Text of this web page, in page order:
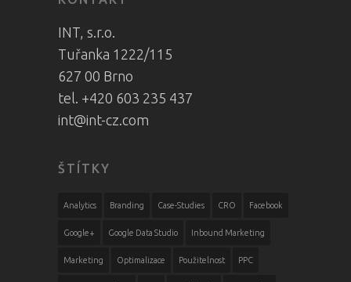
INT, s.r.o.
Tuřanka 1222/115
627 00 Brno
tel. +420 603 235 437
int@int-cz.com
ŠTÍTKY
Analytics Branding Case-Studies CRO Facebook
Google+ Google Data Studio Inbound Marketing
Marketing Optimalizace Použitelnost PPC